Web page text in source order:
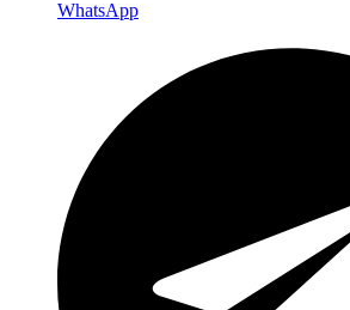
WhatsApp